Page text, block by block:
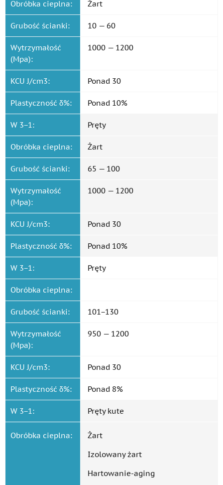
Obróbka cieplna: Żart
Grubość ścianki: 10 — 60
Wytrzymałość
(Mpa):
1000 — 1200
KCU J/cm3: Ponad 30
Plastyczność δ%: Ponad 10%
W 3−1: Pręty
Obróbka cieplna: Żart
Grubość ścianki: 65 — 100
Wytrzymałość
(Mpa):
1000 — 1200
KCU J/cm3: Ponad 30
Plastyczność δ%: Ponad 10%
W 3−1: Pręty
Obróbka cieplna:
Grubość ścianki: 101−130
Wytrzymałość
(Mpa):
950 — 1200
KCU J/cm3: Ponad 30
Plastyczność δ%: Ponad 8%
W 3−1: Pręty kute
Obróbka cieplna:
Żart
Izolowany żart
Hartowanie-aging